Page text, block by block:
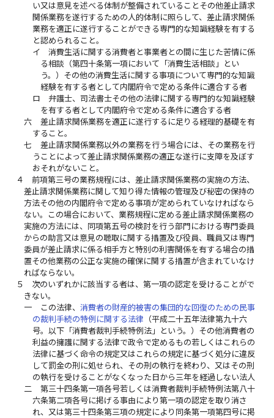
い又は意見を述べる体制が整備されていることその他差止請求
関係業務を遂行するための人的体制に照らして、差止請求関係
業務を適正に遂行することができる専門的な知識経験を有する
と認められること。
イ
消費生活に関する消費者と事業者との間に生じた苦情に係
る相談（第四十条第一項において「消費生活相談」とい
う。）その他の消費生活に関する事項について専門的な知識
経験を有する者として内閣府令で定める条件に適合する者
ロ
弁護士、司法書士その他の法律に関する専門的な知識経験
を有する者として内閣府令で定める条件に適合する者
六
差止請求関係業務を適正に遂行するに足りる経理的基礎を有
すること。
七
差止請求関係業務以外の業務を行う場合には、その業務を行
うことによって差止請求関係業務の適正な遂行に支障を及ぼす
おそれがないこと。
４
前項第三号の業務規程には、差止請求関係業務の実施の方法、
差止請求関係業務に関して知り得た情報の管理及び秘密の保持の
方法その他の内閣府令で定める事項が定められていなければなら
ない。この場合において、業務規程に定める差止請求関係業務の
実施の方法には、同項第五号の検討を行う部門における専門委員
からの助言又は意見の聴取に関する措置及び役員、職員又は専門
委員が差止請求に係る相手方と特別の利害関係を有する場合の措
置その他業務の公正な実施の確保に関する措置が含まれていなけ
ればならない。
５
次のいずれかに該当する者は、第一項の認定を受けることがで
きない。
一
この法律、 消費者の財産的被害の集団的な回復のための民事
の裁判手続の特例に関する法律 （平成二十五年法律第九十六
号。以下「消費者裁判手続特例法」という。）その他消費者の
利益の擁護に関する法律で政令で定めるもの若しくはこれらの
法律に基づく命令の規定又はこれらの規定に基づく処分に違反
して罰金の刑に処せられ、その刑の執行を終わり、又はその刑
の執行を受けることがなくなった日から三年を経過しない法人
二
第三十四条第一項各号若しくは消費者裁判手続特例法第八十
六条第二項各号に掲げる事由により第一項の認定を取り消さ
れ、又は第三十四条第三項の規定により同条第一項第四号に掲